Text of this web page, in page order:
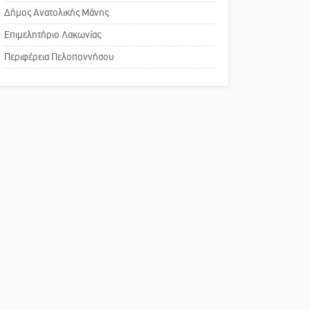
Πού βρίσκεται το ιστορικό
κέντρο της Σπάρτης;
Δήμος Ανατολικής Μάνης
Επιμελητήριο Λακωνίας
Περιφέρεια Πελοποννήσου